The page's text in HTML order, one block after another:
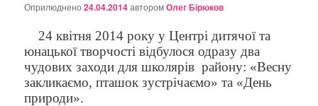
о
а
п
и
с
Оприлюднено24.04.2014авторомОлег Бірюков
24 квітня 2014 року у Центрі дитячої та
юнацької творчості відбулося одразу два
чудових заходи для школярів району: «Весну
закликаємо, пташок зустрічаємо» та «День
природи».